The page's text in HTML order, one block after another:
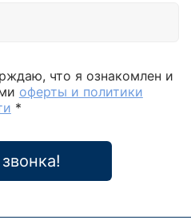
что я ознакомлен и
оферты и политики
*